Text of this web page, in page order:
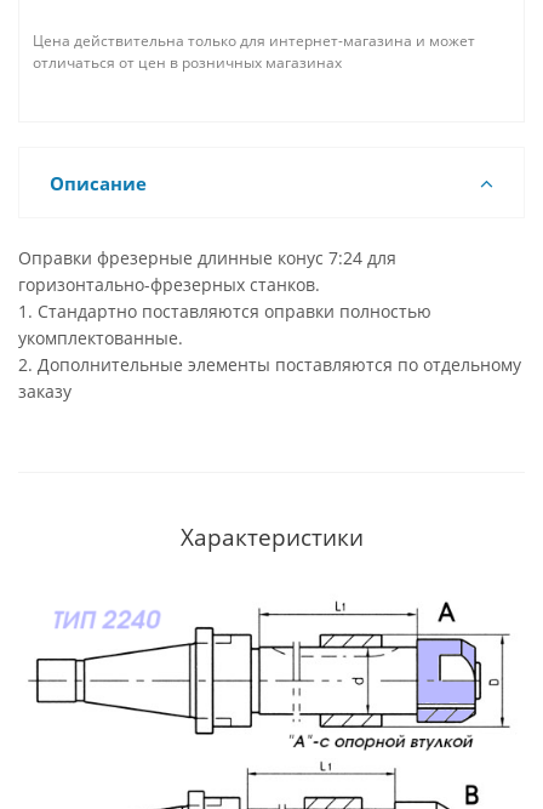
Цена действительна только для интернет-магазина и может
отличаться от цен в розничных магазинах
Описание
Оправки фрезерные длинные конус 7:24 для
горизонтально-фрезерных станков.
1. Стандартно поставляются оправки полностью
укомплектованные.
2. Дополнительные элементы поставляются по отдельному
заказу
Характеристики